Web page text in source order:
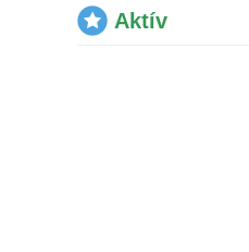
Aktív